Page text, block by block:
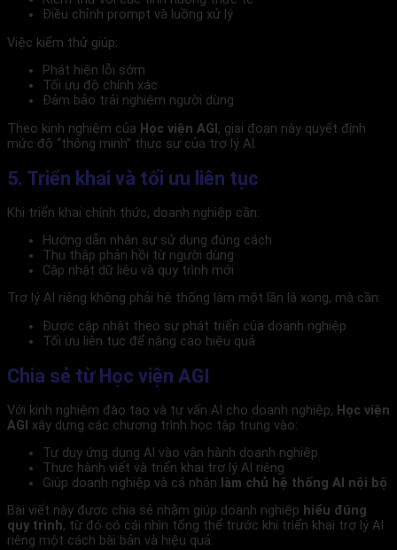
Điều chỉnh prompt và luồng xử lý
Việc kiểm thử giúp:
Phát hiện lỗi sớm
Tối ưu độ chính xác
Đảm bảo trải nghiệm người dùng
Theo kinh nghiệm của Học viện AGI , giai đoạn này quyết định
mức độ “thông minh” thực sự của trợ lý AI.
5. Triển khai và tối ưu liên tục
Khi triển khai chính thức, doanh nghiệp cần:
Hướng dẫn nhân sự sử dụng đúng cách
Thu thập phản hồi từ người dùng
Cập nhật dữ liệu và quy trình mới
Trợ lý AI riêng không phải hệ thống làm một lần là xong, mà cần:
Được cập nhật theo sự phát triển của doanh nghiệp
Tối ưu liên tục để nâng cao hiệu quả
Chia sẻ từ Học viện AGI
Với kinh nghiệm đào tạo và tư vấn AI cho doanh nghiệp, Học viện
AGI xây dựng các chương trình học tập trung vào:
Tư duy ứng dụng AI vào vận hành doanh nghiệp
Thực hành viết và triển khai trợ lý AI riêng
Giúp doanh nghiệp và cá nhân làm chủ hệ thống AI nội bộ
Bài viết này được chia sẻ nhằm giúp doanh nghiệp hiểu đúng
quy trình, từ đó có cái nhìn tổng thể trước khi triển khai trợ lý AI
riêng một cách bài bản và hiệu quả.